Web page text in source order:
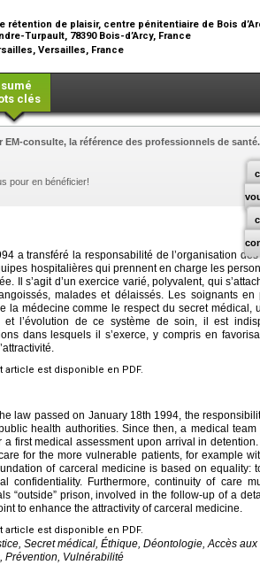
rétention de plaisir, centre pénitentiaire de Bois
Turpault, 78390 Bois-d’Arcy, France
Versailles, France
clés
EM-consulte, la référence des professionnels de santé.
pour en bénéficier!
a transféré la responsabilité de l’organisation
hospitalières qui prennent en charge les
Il s’agit d’un exercice varié, polyvalent, qui
malades et délaissés. Les soignants
la médecine comme le respect du secret médical,
et l’évolution de ce système de soin, il est
dans lesquels il s’exerce, y compris en
article est disponible en PDF.
law passed on January 18th 1994, the
health authorities. Since then, a medical
a first medical assessment upon arrival in
for the more vulnerable patients, for example
of carceral medicine is based on equality:
confidentiality. Furthermore, continuity of care
“outside” prison, involved in the follow-up of a
to enhance the attractivity of carceral medicine.
article est disponible en PDF.
Secret médical, Éthique, Déontologie, Accès
Prévention, Vulnérabilité